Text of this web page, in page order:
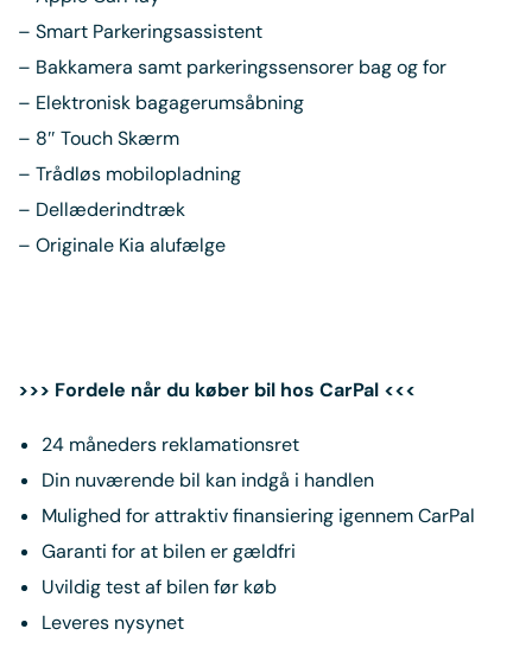
– Smart Parkeringsassistent
– Bakkamera samt parkeringssensorer bag og for
– Elektronisk bagagerumsåbning
– 8″ Touch Skærm
– Trådløs mobilopladning
– Dellæderindtræk
– Originale Kia alufælge
>>> Fordele når du køber bil hos CarPal <<<
24 måneders reklamationsret
Din nuværende bil kan indgå i handlen
Mulighed for attraktiv finansiering igennem CarPal
Garanti for at bilen er gældfri
Uvildig test af bilen før køb
Leveres nysynet